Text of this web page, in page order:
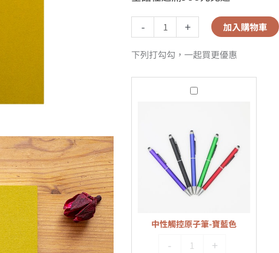
- + 加入購物車
下列打勾勾，一起買更優惠
中
控
原
子
筆-
寶
色
中性觸控原子筆-寶藍色
- +